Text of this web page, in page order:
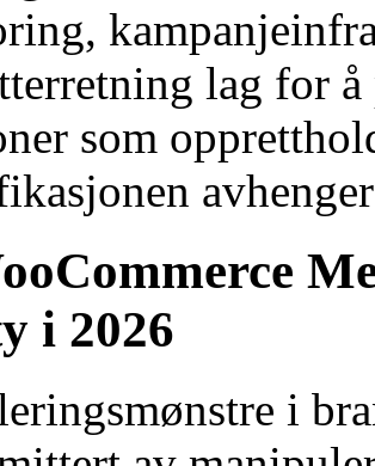
lag for
som
i 2026
i